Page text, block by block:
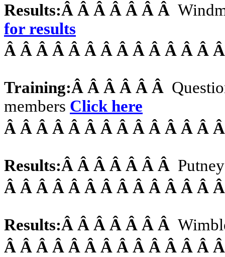
Results:Â Â Â Â Â Â Â
for results
Â Â Â Â Â Â Â Â Â Â Â Â Â
Training:Â Â Â Â Â Â
members Click here
Â Â Â Â Â Â Â Â Â Â Â Â Â
Results:Â Â Â Â Â Â Â
Â Â Â Â Â Â Â Â Â Â Â Â Â
Results:Â Â Â Â Â Â Â
Â Â Â Â Â Â Â Â Â Â Â Â Â